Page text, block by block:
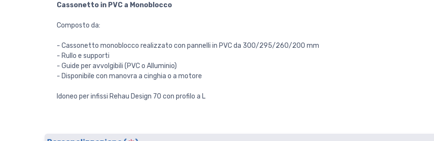
Cassonetto in PVC a Monoblocco
Composto da:
- Cassonetto monoblocco realizzato con pannelli in PVC da 300/295/260/200 mm
- Rullo e supporti
- Guide per avvolgibili (PVC o Alluminio)
- Disponibile con manovra a cinghia o a motore
Idoneo per infissi Rehau Design 70 con profilo a L